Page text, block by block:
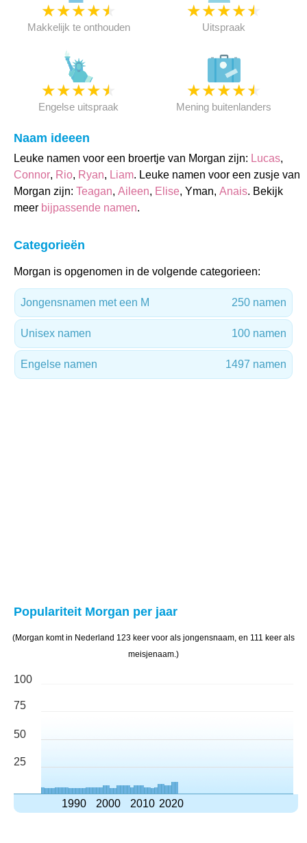
★★★★★
Makkelijk te onthouden
★★★★★
Uitspraak
★★★★★
Engelse uitspraak
★★★★★
Mening buitenlanders
Naam ideeen
Leuke namen voor een broertje van Morgan zijn: Lucas,
Connor, Rio, Ryan, Liam. Leuke namen voor een zusje van
Morgan zijn: Teagan, Aileen, Elise, Yman, Anais. Bekijk
meer bijpassende namen.
Categorieën
Morgan is opgenomen in de volgende categorieen:
Jongensnamen met een M 250 namen
Unisex namen 100 namen
Engelse namen 1497 namen
Populariteit Morgan per jaar
(Morgan komt in Nederland 123 keer voor als jongensnaam, en 111 keer als
meisjenaam.)
100
75
50
25
1990 2000 2010 2020